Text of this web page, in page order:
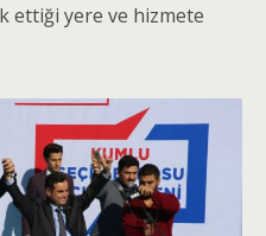
ettiği yere ve hizmete